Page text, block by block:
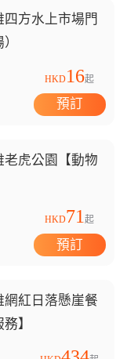
方水上市場門
HKD16起
預訂
虎公園【動物
HKD71起
預訂
紅日落懸崖餐
】